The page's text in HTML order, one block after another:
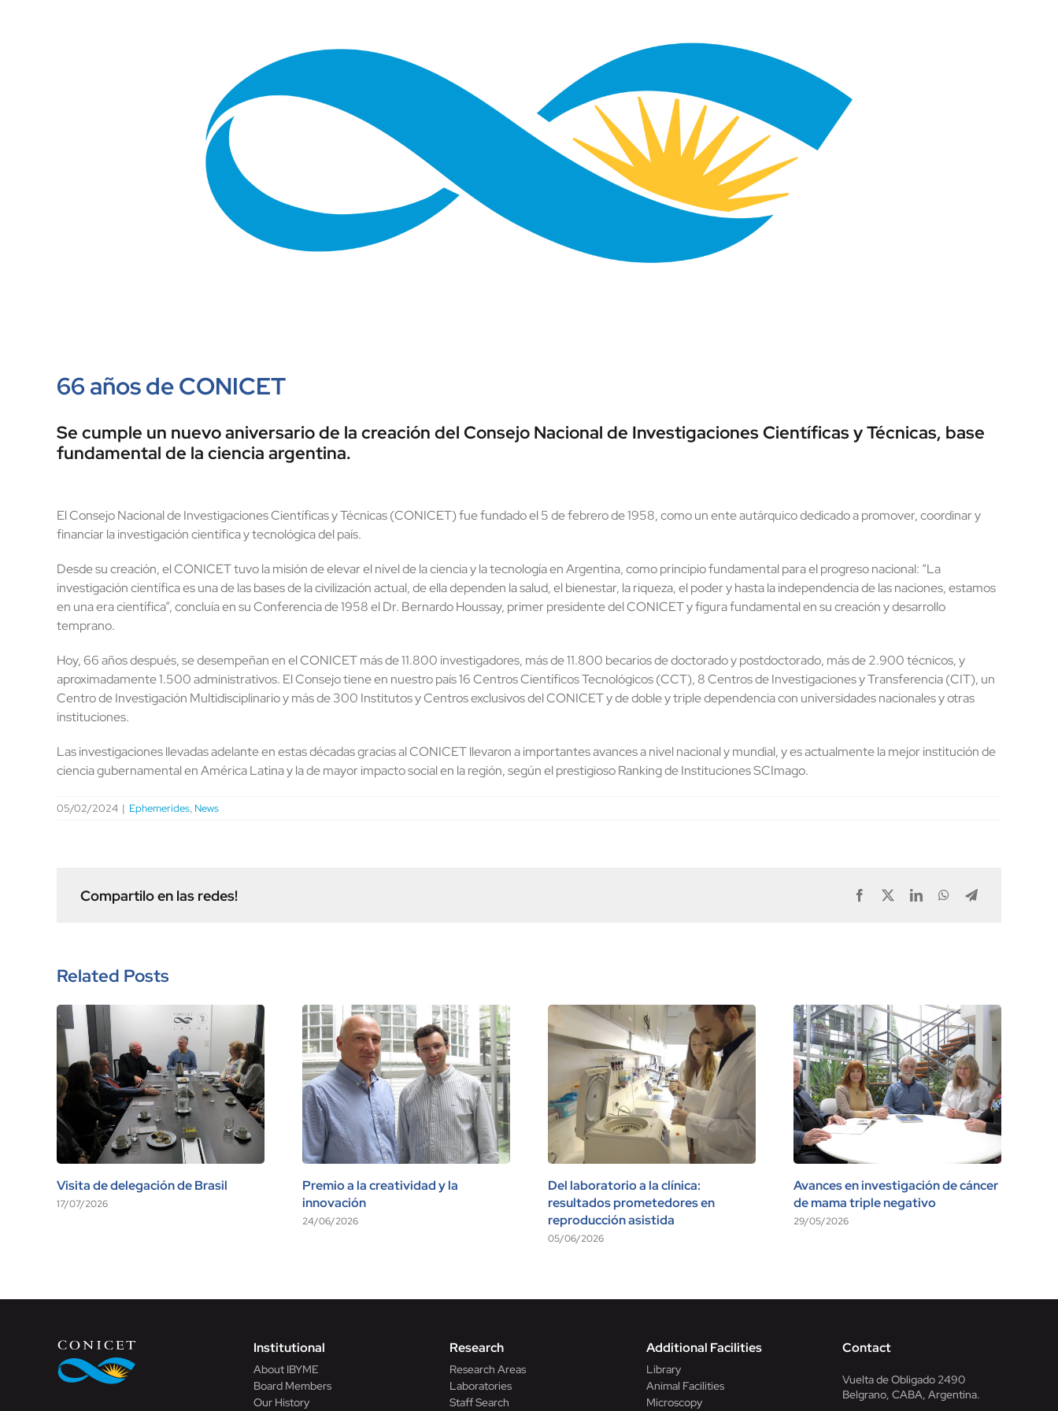
66 años de CONICET
Se cumple un nuevo aniversario de la creación del Consejo Nacional de Investigaciones Científicas y Técnicas, base
fundamental de la ciencia argentina.
El Consejo Nacional de Investigaciones Científicas y Técnicas (CONICET) fue fundado el 5 de febrero de 1958, como un ente autárquico dedicado a promover, coordinar y
financiar la investigación científica y tecnológica del país.
Desde su creación, el CONICET tuvo la misión de elevar el nivel de la ciencia y la tecnología en Argentina, como principio fundamental para el progreso nacional: “La
investigación científica es una de las bases de la civilización actual, de ella dependen la salud, el bienestar, la riqueza, el poder y hasta la independencia de las naciones, estamos
en una era científica”, concluía en su Conferencia de 1958 el Dr. Bernardo Houssay, primer presidente del CONICET y figura fundamental en su creación y desarrollo
temprano.
Hoy, 66 años después, se desempeñan en el CONICET más de 11.800 investigadores, más de 11.800 becarios de doctorado y postdoctorado, más de 2.900 técnicos, y
aproximadamente 1.500 administrativos. El Consejo tiene en nuestro país 16 Centros Científicos Tecnológicos (CCT), 8 Centros de Investigaciones y Transferencia (CIT), un
Centro de Investigación Multidisciplinario y más de 300 Institutos y Centros exclusivos del CONICET y de doble y triple dependencia con universidades nacionales y otras
instituciones.
Las investigaciones llevadas adelante en estas décadas gracias al CONICET llevaron a importantes avances a nivel nacional y mundial, y es actualmente la mejor institución de
ciencia gubernamental en América Latina y la de mayor impacto social en la región, según el prestigioso Ranking de Instituciones SCImago.
05/02/2024 | Ephemerides, News
Compartilo en las redes! Facebook LinkedInWhatsAppTelegram
Related Posts
Visita de delegación de Brasil
17/07/2026
Premio a la creatividad y la
innovación
24/06/2026
Del laboratorio a la clínica:
resultados prometedores en
reproducción asistida
05/06/2026
Avances en investigación de cáncer
de mama triple negativo
29/05/2026
Institutional
About IBYME
Board Members
Our History
Research
Research Areas
Laboratories
Staff Search
Additional Facilities
Library
Animal Facilities
Microscopy
Contact
Vuelta de Obligado 2490
Belgrano, CABA, Argentina.